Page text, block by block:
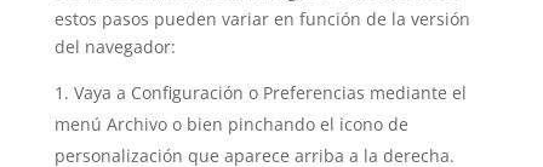
estos pasos pueden variar en función de la versión
del navegador:
Vaya a Configuración o Preferencias mediante el
menú Archivo o bien pinchando el icono de
personalización que aparece arriba a la derecha.